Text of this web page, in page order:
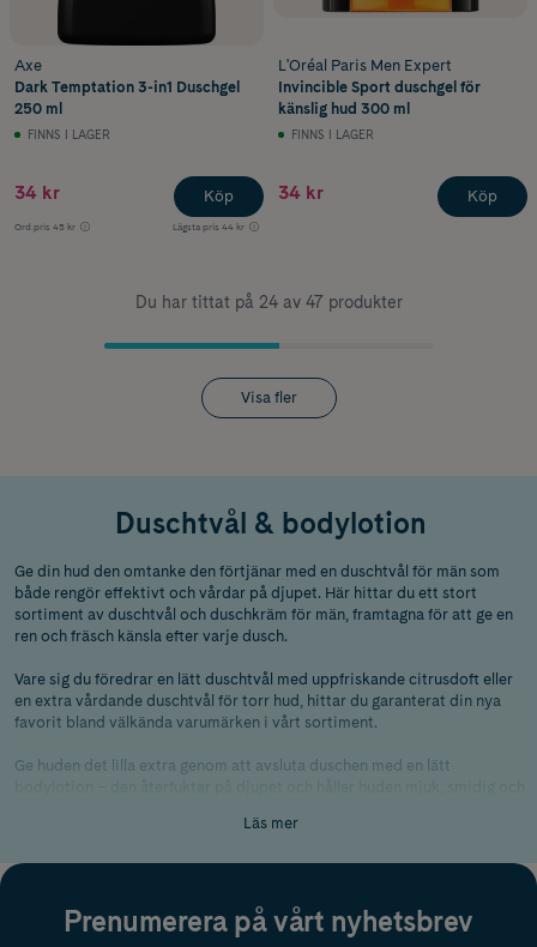
Axe
Dark Temptation 3-in1 Duschgel
250 ml
FINNS I LAGER
34 kr
Ord.pris 45 kr Lägsta pris 44 kr
Köp
L'Oréal Paris Men Expert
Invincible Sport duschgel för
känslig hud 300 ml
FINNS I LAGER
34 kr Köp
Du har tittat på 24 av 47 produkter
Visa fler
Duschtvål & bodylotion
Ge din hud den omtanke den förtjänar med en duschtvål för män som
både rengör effektivt och vårdar på djupet. Här hittar du ett stort
sortiment av duschtvål och duschkräm för män, framtagna för att ge en
ren och fräsch känsla efter varje dusch.
Vare sig du föredrar en lätt duschtvål med uppfriskande citrusdoft eller
en extra vårdande duschtvål för torr hud, hittar du garanterat din nya
favorit bland välkända varumärken i vårt sortiment.
Ge huden det lilla extra genom att avsluta duschen med en lätt
Skillnaden ligger främst i konsistensen och hur mycket fukt de tillför
huden. En duschtvål är ofta lättare och mer löddrande, vilket gör den
Läs mer
Prenumerera på vårt nyhetsbrev